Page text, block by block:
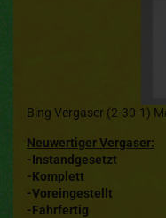
Bing Vergaser (2-30-1)
Neuwertiger Vergaser:
-Instandgesetzt
-Komplett
-Voreingestellt
-Fahrfertig